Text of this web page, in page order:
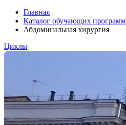
Главная
Каталог обучающих программ
Абдоминальная хирургия
Циклы